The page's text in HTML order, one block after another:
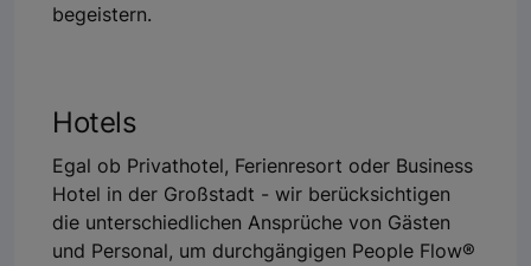
begeistern.
Hotels
Egal ob Privathotel, Ferienresort oder Business
Hotel in der Großstadt - wir berücksichtigen
die unterschiedlichen Ansprüche von Gästen
und Personal, um durchgängigen People Flow®